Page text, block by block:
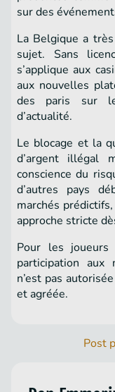
sur des
La Belgique a
sujet. Sans
s’applique aux
aux nouvelles
des paris sur
d’actualité.
Le blocage et la
d’argent illégal
conscience du
d’autres pays
marchés
approche stricte
Pour les
participation aux
n’est pas
et agréée.
Post